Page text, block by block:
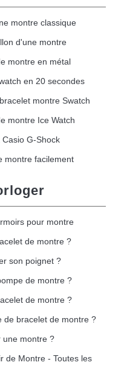
montre classique
d'une montre
montre en métal
en 20 secondes
montre Swatch
montre Ice Watch
G-Shock
montre facilement
pour montre
de montre ?
son poignet ?
de montre ?
de montre ?
de bracelet de montre ?
une montre ?
de Montre - Toutes les